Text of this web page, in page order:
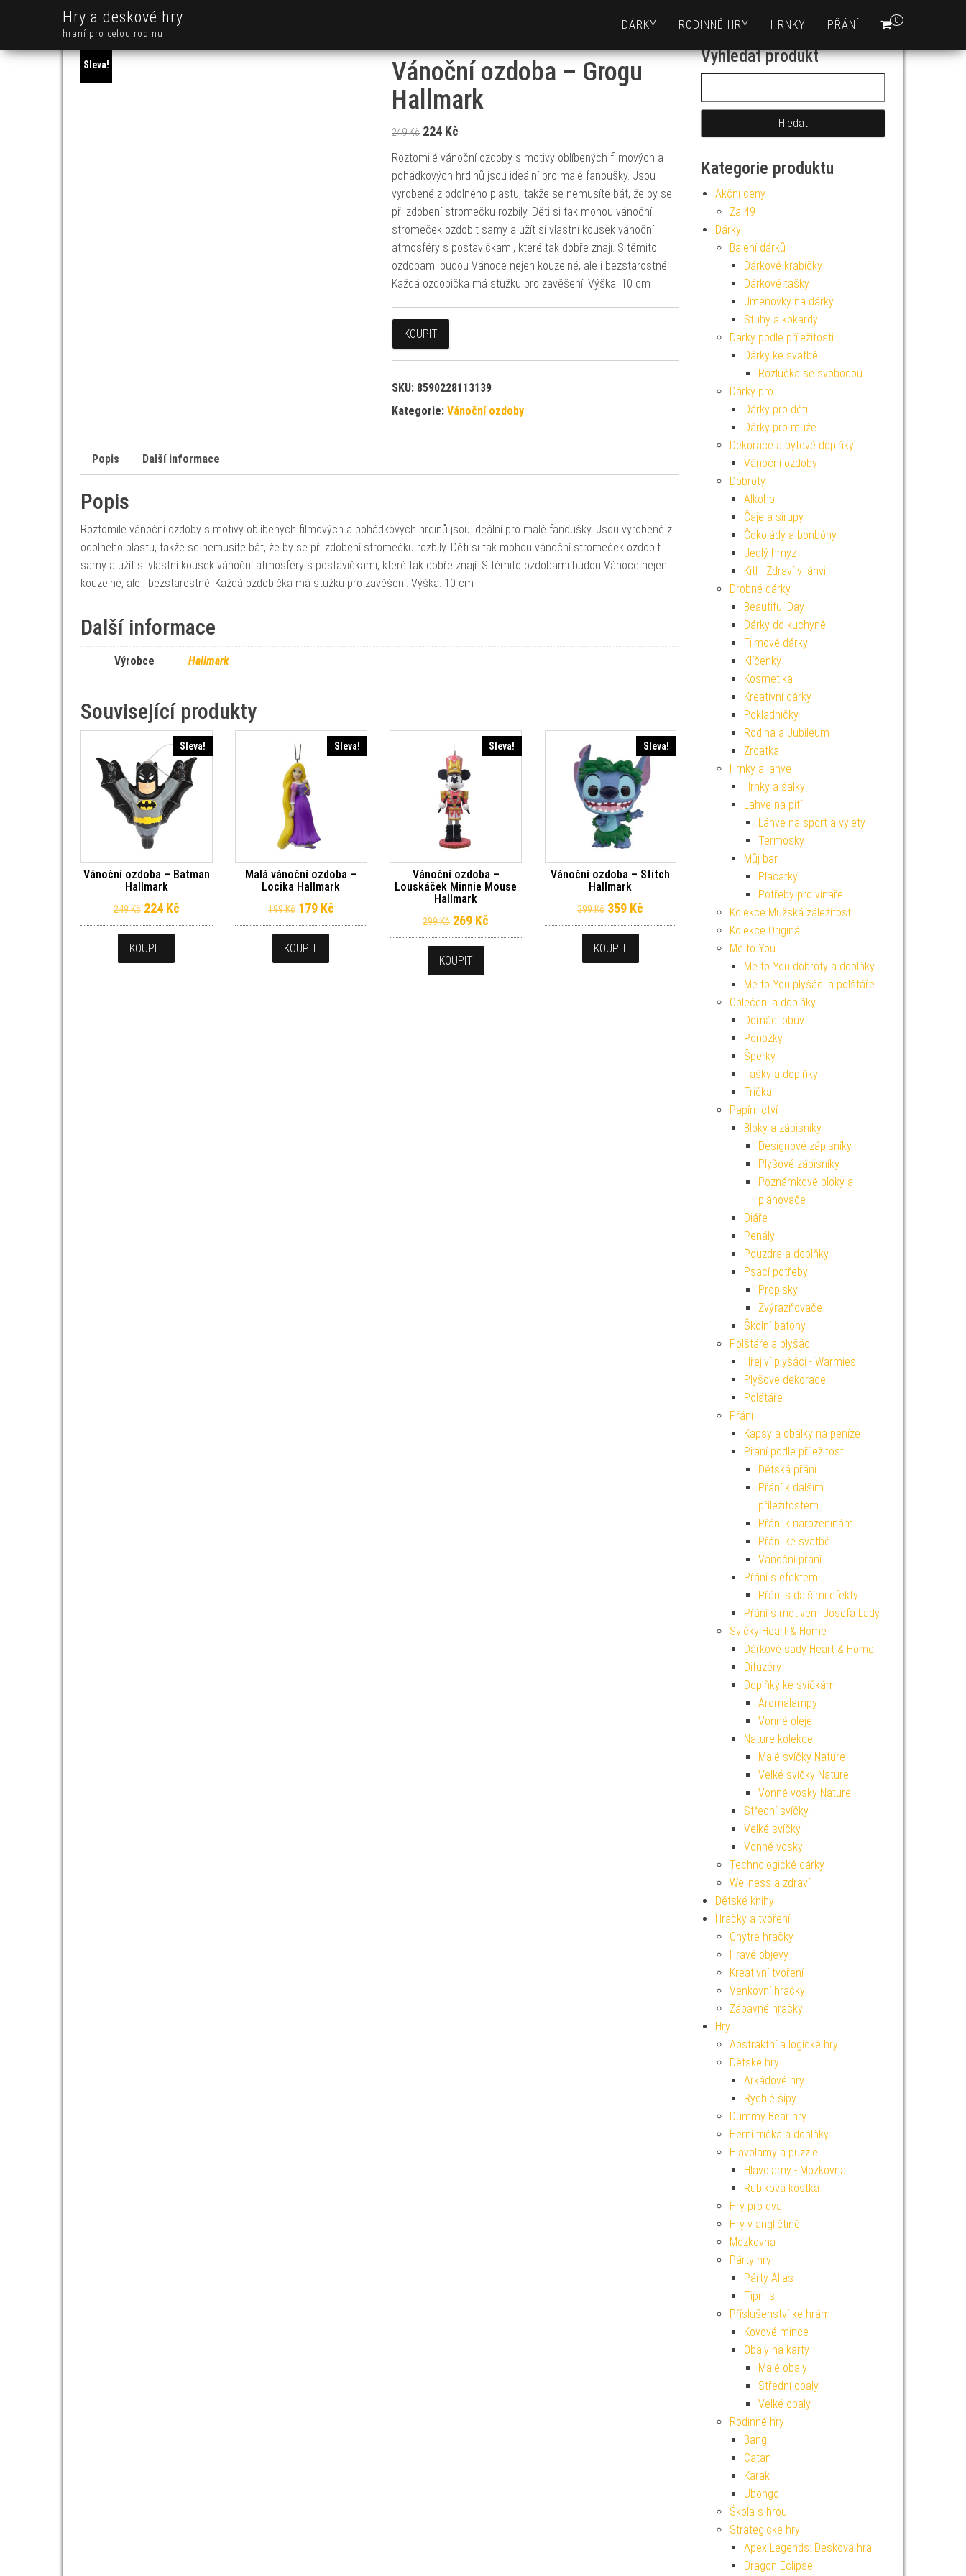
Hry a deskové hry
hraní pro celou rodinu
0
DÁRKY RODINNÉ HRY HRNKY PŘÁNÍ
Sleva!
Vánoční ozdoba – Grogu
Hallmark
249Kč Původní cena byla: 249 Kč.
224 KčAktuální cena je: 224 Kč.
Roztomilé vánoční ozdoby s motivy oblíbených filmových a
pohádkových hrdinů jsou ideální pro malé fanoušky. Jsou
vyrobené z odolného plastu, takže se nemusíte bát, že by se
při zdobení stromečku rozbily. Děti si tak mohou vánoční
stromeček ozdobit samy a užít si vlastní kousek vánoční
atmosféry s postavičkami, které tak dobře znají. S těmito
ozdobami budou Vánoce nejen kouzelné, ale i bezstarostné.
Každá ozdobička má stužku pro zavěšení. Výška: 10 cm
KOUPIT
SKU: 8590228113139
Kategorie: Vánoční ozdoby
Popis Další informace
Popis
Roztomilé vánoční ozdoby s motivy oblíbených filmových a pohádkových hrdinů jsou ideální pro malé fanoušky. Jsou vyrobené z
odolného plastu, takže se nemusíte bát, že by se při zdobení stromečku rozbily. Děti si tak mohou vánoční stromeček ozdobit
samy a užít si vlastní kousek vánoční atmosféry s postavičkami, které tak dobře znají. S těmito ozdobami budou Vánoce nejen
kouzelné, ale i bezstarostné. Každá ozdobička má stužku pro zavěšení. Výška: 10 cm
Další informace
Výrobce Hallmark
Související produkty
Sleva!
Vánoční ozdoba – Batman
Hallmark
249Kč Původní cena byla: 249 Kč.
224 KčAktuální cena je: 224 Kč.
KOUPIT
Sleva!
Malá vánoční ozdoba –
Locika Hallmark
199Kč Původní cena byla: 199 Kč.
179 KčAktuální cena je: 179 Kč.
KOUPIT
Sleva!
Vánoční ozdoba –
Louskáček Minnie Mouse
Hallmark
299Kč Původní cena byla: 299 Kč.
269 Kč Aktuální cena je: 269 Kč.
KOUPIT
Sleva!
Vánoční ozdoba – Stitch
Hallmark
399Kč Původní cena byla: 399 Kč.
359 Kč Aktuální cena je: 359 Kč.
KOUPIT
Vyhledat produkt
Kategorie produktu
Akční ceny
Za 49
Dárky
Balení dárků
Dárkové krabičky
Dárkové tašky
Jmenovky na dárky
Stuhy a kokardy
Dárky podle příležitosti
Dárky ke svatbě
Rozlučka se svobodou
Dárky pro
Dárky pro děti
Dárky pro muže
Dekorace a bytové doplňky
Vánoční ozdoby
Dobroty
Alkohol
Čaje a sirupy
Čokolády a bonbóny
Jedlý hmyz
Kitl - Zdraví v láhvi
Drobné dárky
Beautiful Day
Dárky do kuchyně
Filmové dárky
Klíčenky
Kosmetika
Kreativní dárky
Pokladničky
Rodina a Jubileum
Zrcátka
Hrnky a lahve
Hrnky a šálky
Lahve na pití
Láhve na sport a výlety
Termosky
Můj bar
Placatky
Potřeby pro vinaře
Kolekce Mužská záležitost
Kolekce Originál
Me to You
Me to You dobroty a doplňky
Me to You plyšáci a polštáře
Oblečení a doplňky
Domácí obuv
Ponožky
Šperky
Tašky a doplňky
Trička
Papírnictví
Bloky a zápisníky
Designové zápisníky
Plyšové zápisníky
Poznámkové bloky a
plánovače
Diáře
Penály
Pouzdra a doplňky
Psací potřeby
Propisky
Zvýrazňovače
Školní batohy
Polštáře a plyšáci
Hřejiví plyšáci - Warmies
Plyšové dekorace
Polštáře
Přání
Kapsy a obálky na peníze
Přání podle příležitosti
Dětská přání
Přání k dalším
příležitostem
Přání k narozeninám
Přání ke svatbě
Vánoční přání
Přání s efektem
Přání s dalšími efekty
Přání s motivem Josefa Lady
Svíčky Heart & Home
Dárkové sady Heart & Home
Difuzéry
Doplňky ke svíčkám
Aromalampy
Vonné oleje
Nature kolekce
Malé svíčky Nature
Velké svíčky Nature
Vonné vosky Nature
Střední svíčky
Velké svíčky
Vonné vosky
Technologické dárky
Wellness a zdraví
Dětské knihy
Hračky a tvoření
Chytré hračky
Hravé objevy
Kreativní tvoření
Venkovní hračky
Zábavné hračky
Hry
Abstraktní a logické hry
Dětské hry
Arkádové hry
Rychlé šípy
Dummy Bear hry
Herní trička a doplňky
Hlavolamy a puzzle
Hlavolamy - Mozkovna
Rubikova kostka
Hry pro dva
Hry v angličtině
Mozkovna
Párty hry
Párty Alias
Tipni si
Příslušenství ke hrám
Kovové mince
Obaly na karty
Malé obaly
Střední obaly
Velké obaly
Rodinné hry
Bang
Catan
Karak
Ubongo
Škola s hrou
Strategické hry
Apex Legends: Desková hra
Dragon Eclipse